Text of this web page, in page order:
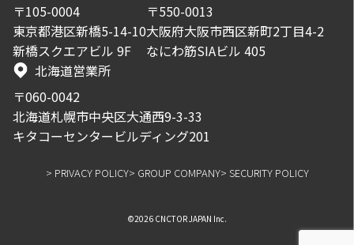
〒105-0004
東京都港区新橋5-14-10
新橋スクエアビル 9F
〒550-0013
大阪府大阪市西区新町2丁目4-2
なにわ筋SIAビル 405
北海道営業所
〒060-0042
北海道札幌市中央区大通西9-3-33
キタコーセンタービルディング201
> PRIVACY POLICY> GROUP COMPANY> SECURITY POLICY
©2026 CNCTOR JAPAN Inc.